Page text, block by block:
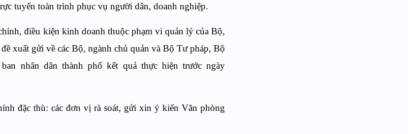
tuyến toàn trình phục vụ người dân, doanh nghiệp.
điều kiện kinh doanh thuộc phạm vi quản lý của Bộ,
xuất gửi về các Bộ, ngành chủ quản và Bộ Tư pháp, Bộ
nhân dân thành phố kết quả thực hiện trước ngày
đặc thù: các đơn vị rà soát, gửi xin ý kiến Văn phòng